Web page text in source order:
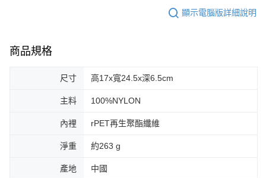
顯示電腦版詳細說明
商品規格
尺寸 高17x寬24.5x深6.5cm
主料 100%NYLON
內裡 rPET再生聚酯纖維
淨重 約263 g
產地 中國